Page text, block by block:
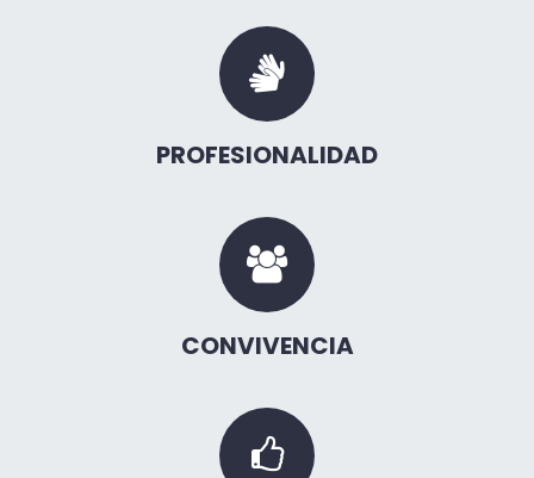
PROFESIONALIDAD
CONVIVENCIA